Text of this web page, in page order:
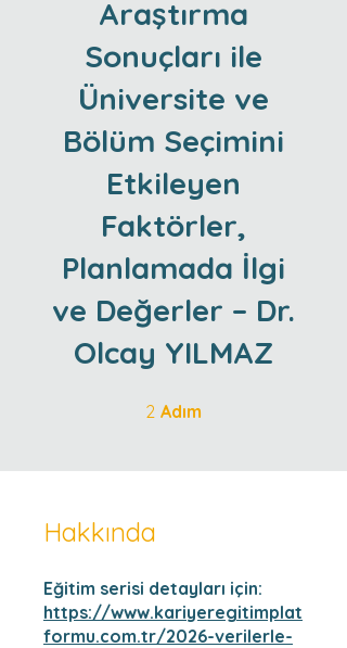
Araştırma
Sonuçları ile
Üniversite ve
Bölüm Seçimini
Etkileyen
Faktörler,
Planlamada İlgi
ve Değerler – Dr.
Olcay YILMAZ
2 Adım
Hakkında
Eğitim serisi detayları için:
https://www.kariyeregitimplat
formu.com.tr/2026-verilerle-